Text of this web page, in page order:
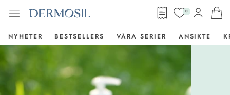
0
NYHETER BESTSELLERS VÅRA SERIER ANSIKTE